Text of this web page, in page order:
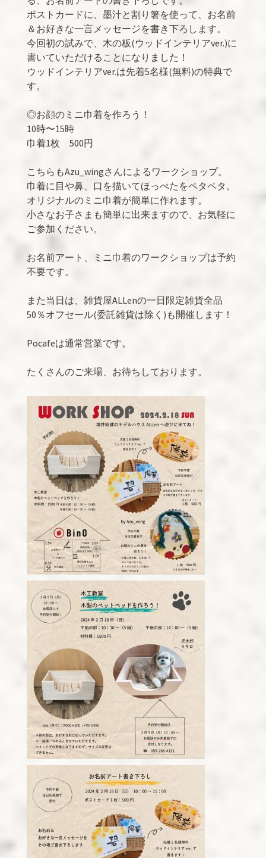
ポストカードに、墨汁と割り箸を使って、お名前
＆お好きな一言メッセージを書き下ろします。
今回初の試みで、木の板(ウッドインテリアver.)に
書いていただけることになりました！
ウッドインテリアver.は先着5名様(無料)の特典で
す。
◎お顔のミニ巾着を作ろう！
10時〜15時
巾着1枚 500円
こちらもAzu_wingさんによるワークショップ。
巾着に目や鼻、口を描いてほっぺたをペタペタ。
オリジナルのミニ巾着が簡単に作れます。
小さなお子さまも簡単に出来ますので、お気軽に
ご参加ください。
お名前アート、ミニ巾着のワークショップは予約
不要です。
また当日は、雑貨屋ALLenの一日限定雑貨全品
50％オフセール(委託雑貨は除く)も開催します！
Pocafeは通常営業です。
たくさんのご来場、お待ちしております。